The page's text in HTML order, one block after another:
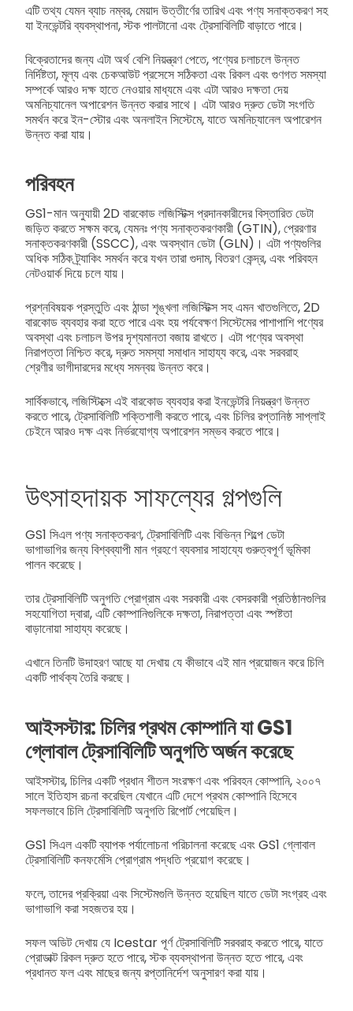
এটি তথ্য যেমন ব্যাচ নম্বর, মেয়াদ উত্তীর্ণের তারিখ এবং পণ্য সনাক্তকরণ সহ
যা ইনভেন্টরি ব্যবস্থাপনা, স্টক পালটানো এবং ট্রেসাবিলিটি বাড়াতে পারে।
বিক্রেতাদের জন্য এটা অর্থ বেশি নিয়ন্ত্রণ পেতে, পণ্যের চলাচলে উন্নত
নির্দিষ্টতা, মূল্য এবং চেকআউট প্রসেসে সঠিকতা এবং রিকল এবং গুণগত সমস্যা
সম্পর্কে আরও দক্ষ হাতে নেওয়ার মাধ্যমে এবং এটা আরও দক্ষতা দেয়
অমনিচ্যানেল অপারেশন উন্নত করার সাথে। এটা আরও দ্রুত ডেটা সংগতি
সমর্থন করে ইন-স্টোর এবং অনলাইন সিস্টেমে, যাতে অমনিচ্যানেল অপারেশন
উন্নত করা যায়।
পরিবহন
GS1-মান অনুযায়ী 2D বারকোড লজিস্টিক্স প্রদানকারীদের বিস্তারিত ডেটা
জড়িত করতে সক্ষম করে, যেমনঃ পণ্য সনাক্তকরণকারী (GTIN), প্রেরণার
সনাক্তকরণকারী (SSCC), এবং অবস্থান ডেটা (GLN)। এটা পণ্যগুলির
অধিক সঠিক ট্র্যাকিং সমর্থন করে যখন তারা গুদাম, বিতরণ কেন্দ্র, এবং পরিবহন
নেটওয়ার্ক দিয়ে চলে যায়।
প্রশ্নবিষয়ক প্রস্তুতি এবং ঠান্ডা শৃঙ্খলা লজিস্টিক্স সহ এমন খাতগুলিতে, 2D
বারকোড ব্যবহার করা হতে পারে এবং হয় পর্যবেক্ষণ সিস্টেমের পাশাপাশি পণ্যের
অবস্থা এবং চলাচল উপর দৃশ্যমানতা বজায় রাখতে। এটা পণ্যের অবস্থা
নিরাপত্তা নিশ্চিত করে, দ্রুত সমস্যা সমাধান সাহায্য করে, এবং সরবরাহ
শ্রেণীর ভাগীদারদের মধ্যে সমন্বয় উন্নত করে।
সার্বিকভাবে, লজিস্টিক্সে এই বারকোড ব্যবহার করা ইনভেন্টরি নিয়ন্ত্রণ উন্নত
করতে পারে, ট্রেসাবিলিটি শক্তিশালী করতে পারে, এবং চিলির রপ্তানিষ্ঠ সাপ্লাই
চেইনে আরও দক্ষ এবং নির্ভরযোগ্য অপারেশন সম্ভব করতে পারে।
উৎসাহদায়ক সাফল্যের গল্পগুলি
GS1 সিএল পণ্য সনাক্তকরণ, ট্রেসাবিলিটি এবং বিভিন্ন শিল্পে ডেটা
ভাগাভাগির জন্য বিশ্বব্যাপী মান গ্রহণে ব্যবসার সাহায্যে গুরুত্বপূর্ণ ভূমিকা
পালন করেছে।
তার ট্রেসাবিলিটি অনুগতি প্রোগ্রাম এবং সরকারী এবং বেসরকারী প্রতিষ্ঠানগুলির
সহযোগিতা দ্বারা, এটি কোম্পানিগুলিকে দক্ষতা, নিরাপত্তা এবং স্পষ্টতা
বাড়ানোয়া সাহায্য করেছে।
এখানে তিনটি উদাহরণ আছে যা দেখায় যে কীভাবে এই মান প্রয়োজন করে চিলি
একটি পার্থক্য তৈরি করছে।
আইসস্টার: চিলির প্রথম কোম্পানি যা GS1
গ্লোবাল ট্রেসাবিলিটি অনুগতি অর্জন করেছে
আইসস্টার, চিলির একটি প্রধান শীতল সংরক্ষণ এবং পরিবহন কোম্পানি, ২০০৭
সালে ইতিহাস রচনা করেছিল যেখানে এটি দেশে প্রথম কোম্পানি হিসেবে
সফলভাবে চিলি ট্রেসাবিলিটি অনুগতি রিপোর্ট পেয়েছিল।
GS1 সিএল একটি ব্যাপক পর্যালোচনা পরিচালনা করেছে এবং GS1 গ্লোবাল
ট্রেসাবিলিটি কনফর্মেসি প্রোগ্রাম পদ্ধতি প্রয়োগ করেছে।
ফলে, তাদের প্রক্রিয়া এবং সিস্টেমগুলি উন্নত হয়েছিল যাতে ডেটা সংগ্রহ এবং
ভাগাভাগি করা সহজতর হয়।
সফল অডিট দেখায় যে Icestar পূর্ণ ট্রেসাবিলিটি সরবরাহ করতে পারে, যাতে
প্রোডাক্ট রিকল দ্রুত হতে পারে, স্টক ব্যবস্থাপনা উন্নত হতে পারে, এবং
প্রধানত ফল এবং মাছের জন্য রপ্তানির্দেশ অনুসারণ করা যায়।